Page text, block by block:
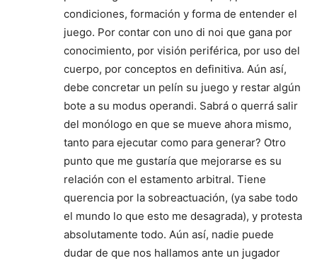
condiciones, formación y forma de entender el
juego. Por contar con uno di noi que gana por
conocimiento, por visión periférica, por uso del
cuerpo, por conceptos en definitiva. Aún así,
debe concretar un pelín su juego y restar algún
bote a su modus operandi. Sabrá o querrá salir
del monólogo en que se mueve ahora mismo,
tanto para ejecutar como para generar? Otro
punto que me gustaría que mejorarse es su
relación con el estamento arbitral. Tiene
querencia por la sobreactuación, (ya sabe todo
el mundo lo que esto me desagrada), y protesta
absolutamente todo. Aún así, nadie puede
dudar de que nos hallamos ante un jugador